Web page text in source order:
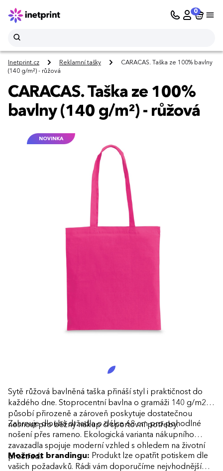
0
Inetprint.cz Reklamní tašky
CARACAS. Taška ze 100% bavlny
(140 g/m²) - růžová
CARACAS. Taška ze 100%
bavlny (140 g/m²) - růžová
NOVINKA
Sytě růžová bavlněná taška přináší styl i praktičnost do
každého dne. Stoprocentní bavlna o gramáži 140 g/m2
působí přirozeně a zároveň poskytuje dostatečnou
nosnost pro běžný nákup či sportovní potřeby.
Zahrnuje dlouhá držadla o délce 68 cm pro pohodlné
nošení přes rameno. Ekologická varianta nákupního
zavazadla spojuje moderní vzhled s ohledem na životní
prostředí.
Možnost brandingu: Produkt lze opatřit potiskem dle
vašich požadavků. Rádi vám doporučíme nejvhodnější